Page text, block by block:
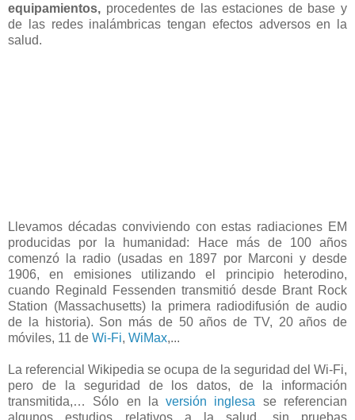
equipamientos, procedentes de las estaciones de base y
de las redes inalámbricas tengan efectos adversos en la
salud.
Llevamos décadas conviviendo con estas radiaciones EM
producidas por la humanidad: Hace más de 100 años
comenzó la radio (usadas en 1897 por Marconi y desde
1906, en emisiones utilizando el principio heterodino,
cuando Reginald Fessenden transmitió desde Brant Rock
Station (Massachusetts) la primera radiodifusión de audio
de la historia). Son más de 50 años de TV, 20 años de
móviles, 11 de Wi-Fi, WiMax,...
La referencial Wikipedia se ocupa de la seguridad del Wi-Fi,
pero de la seguridad de los datos, de la información
transmitida,… Sólo en laversión inglesa se referencian
algunos estudios relativos a la salud, sin pruebas